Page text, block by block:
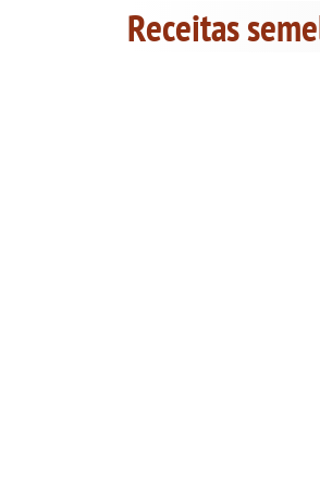
Receitas